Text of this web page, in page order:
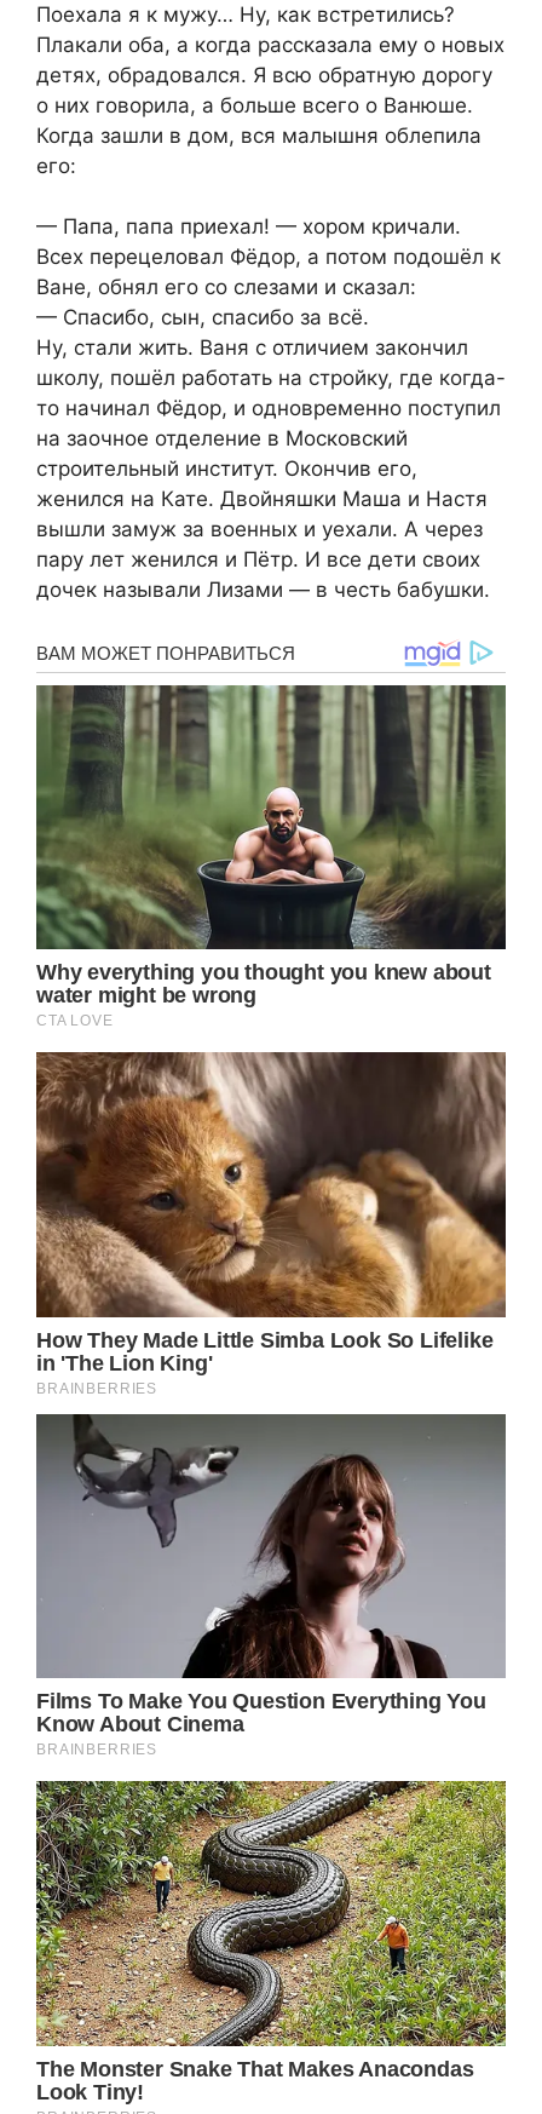
Поехала я к мужу… Ну, как встретились?
Плакали оба, а когда рассказала ему о новых
детях, обрадовался. Я всю обратную дорогу
о них говорила, а больше всего о Ванюше.
Когда зашли в дом, вся малышня облепила
его:
— Папа, папа приехал! — хором кричали.
Всех перецеловал Фёдор, а потом подошёл к
Ване, обнял его со слезами и сказал:
— Спасибо, сын, спасибо за всё.
Ну, стали жить. Ваня с отличием закончил
школу, пошёл работать на стройку, где когда-
то начинал Фёдор, и одновременно поступил
на заочное отделение в Московский
строительный институт. Окончив его,
женился на Кате. Двойняшки Маша и Настя
вышли замуж за военных и уехали. А через
пару лет женился и Пётр. И все дети своих
дочек называли Лизами — в честь бабушки.